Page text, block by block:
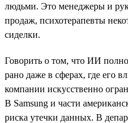
людьми. Это менеджеры и
продаж, психотерапевты
сиделки.
Говорить о том, что ИИ
рано даже в сферах, где его
компании искусственно
В Samsung и части
риска утечки данных. В